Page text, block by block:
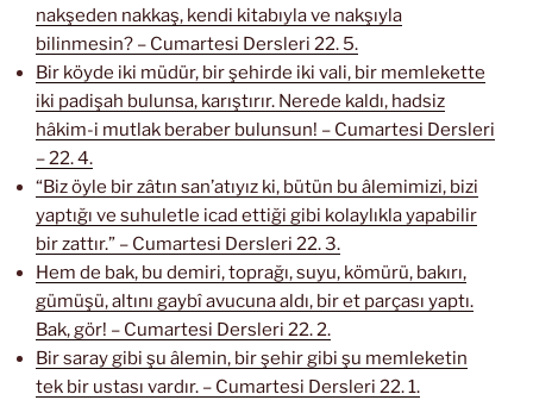
nakşeden nakkaş, kendi kitabıyla ve nakşıyla
bilinmesin? – Cumartesi Dersleri 22. 5.
Bir köyde iki müdür, bir şehirde iki vali, bir memlekette
iki padişah bulunsa, karıştırır. Nerede kaldı, hadsiz
hâkim-i mutlak beraber bulunsun! – Cumartesi Dersleri
– 22. 4.
“Biz öyle bir zâtın san’atıyız ki, bütün bu âlemimizi, bizi
yaptığı ve suhuletle icad ettiği gibi kolaylıkla yapabilir
bir zattır.” – Cumartesi Dersleri 22. 3.
Hem de bak, bu demiri, toprağı, suyu, kömürü, bakırı,
gümüşü, altını gaybî avucuna aldı, bir et parçası yaptı.
Bak, gör! – Cumartesi Dersleri 22. 2.
Bir saray gibi şu âlemin, bir şehir gibi şu memleketin
tek bir ustası vardır. – Cumartesi Dersleri 22. 1.